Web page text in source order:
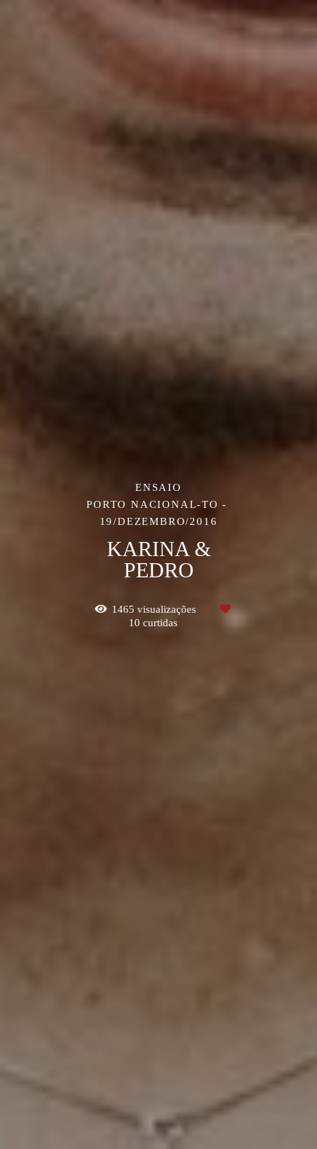
ENSAIO
PORTO NACIONAL-TO
19/DEZEMBRO/2016
KARINA &
PEDRO
1465 visualizações
10 curtidas